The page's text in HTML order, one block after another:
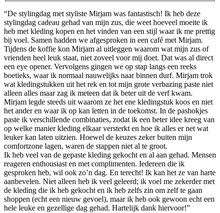
“De stylingdag met styliste Mirjam was fantastisch! Ik heb deze
stylingdag cadeau gehad van mijn zus, die weet hoeveel moeite ik
heb met kleding kopen en het vinden van een stijl waar ik me prettig
bij voel. Samen hadden we afgesproken in een café met Mirjam.
Tijdens de koffie kon Mirjam al uitleggen waarom wat mijn zus of
vrienden heel leuk staat, niet zoveel voor mij doet. Dat was al direct
een eye opener. Vervolgens gingen we op stap langs een reeks
boetieks, waar ik normaal nauwelijks naar binnen durf. Mirjam trok
wat kledingstukken uit het rek en tot mijn grote verbazing paste niet
alleen alles maar zag ik meteen dat ik beter uit de verf kwam.
Mirjam legde steeds uit waarom ze het ene kledingstuk koos en niet
het ander en waar ik op kan letten in de toekomst. In de pashokjes
paste ik verschillende combinaties, zodat ik een beter idee kreeg van
op welke manier kleding elkaar versterkt en hoe ik alles er net wat
leuker kan laten uitzien. Hoewel de keuzes zeker buiten mijn
comfortzone lagen, waren de stappen niet al te groot.
Ik heb veel van de gepaste kleding gekocht en al aan gehad. Mensen
reageren enthousiast en met complimenten. Iedereen die ik
gesproken heb, wil ook zo’n dag. En terecht! Ik kan het ze van harte
aanbevelen. Niet alleen heb ik veel geleerd; ik voel me zekerder met
de kleding die ik heb gekocht en ik heb zelfs zin om zelf te gaan
shoppen (echt een nieuw gevoel), maar ik heb ook gewoon echt een
hele leuke en gezellige dag gehad. Hartelijk dank hiervoor!”